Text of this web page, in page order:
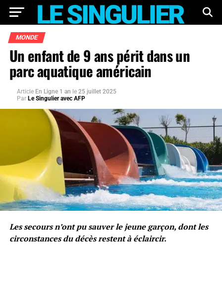
MONDE
Un enfant de 9 ans périt dans un
parc aquatique américain
Article En Ligne 1 an le 25 juillet 2025
Par Le Singulier avec AFP
Les secours n’ont pu sauver le jeune garçon, dont les
circonstances du décès restent à éclaircir.